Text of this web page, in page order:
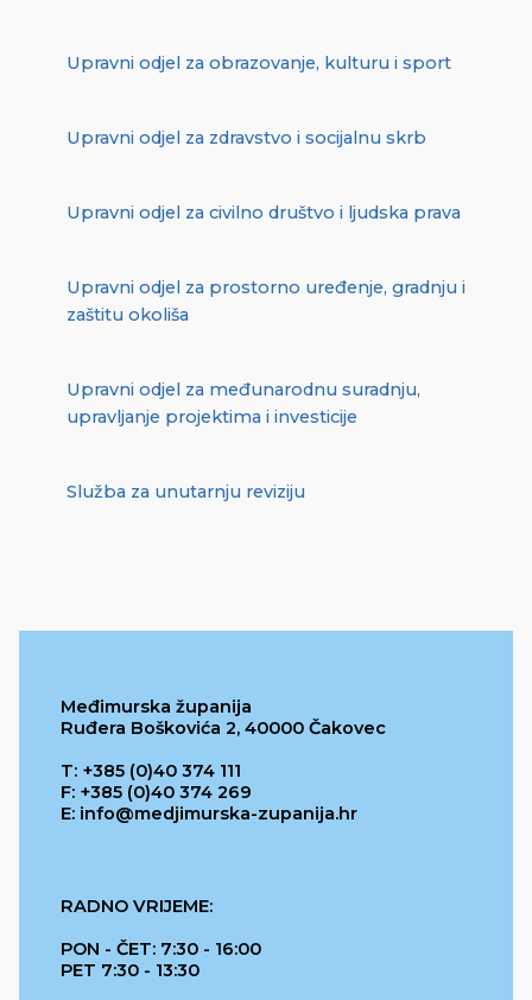
Upravni odjel za obrazovanje, kulturu i sport
Upravni odjel za zdravstvo i socijalnu skrb
Upravni odjel za civilno društvo i ljudska prava
Upravni odjel za prostorno uređenje, gradnju i
zaštitu okoliša
Upravni odjel za međunarodnu suradnju,
upravljanje projektima i investicije
Služba za unutarnju reviziju
Međimurska županija
Ruđera Boškovića 2, 40000 Čakovec
T: +385 (0)40 374 111
F: +385 (0)40 374 269
E: info@medjimurska-zupanija.hr
RADNO VRIJEME:
PON - ČET: 7:30 - 16:00
PET 7:30 - 13:30